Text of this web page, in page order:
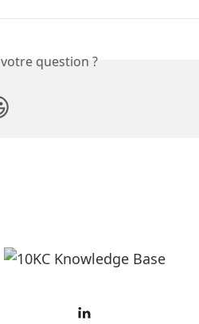
question ?